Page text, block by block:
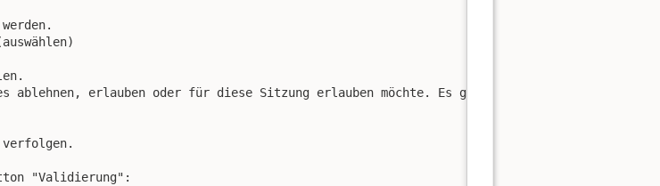
ablehnen, erlauben oder für diese Sitzung erlauben möchte. Es gibt dann auch die
"Validierung":